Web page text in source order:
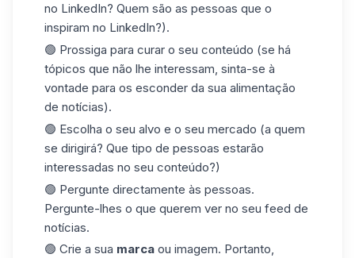
no LinkedIn? Quem são as pessoas que o
inspiram no LinkedIn?).
🟢 Prossiga para curar o seu conteúdo (se há
tópicos que não lhe interessam, sinta-se à
vontade para os esconder da sua alimentação
de notícias).
🟢 Escolha o seu alvo e o seu mercado (a quem
se dirigirá? Que tipo de pessoas estarão
interessadas no seu conteúdo?)
🟢 Pergunte directamente às pessoas.
Pergunte-lhes o que querem ver no seu feed de
notícias.
🟢 Crie a sua marca ou imagem. Portanto,